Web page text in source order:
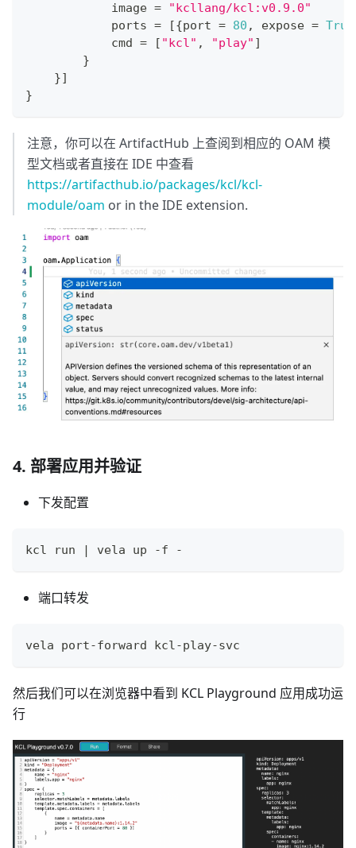
            image
=
"kcllang/kcl:v0.9.0"
            ports
= [{port = 80 , expose = True
            cmd
= [ "kcl" , "play" ]
}
}]
}
注意，你可以在 ArtifactHub 上查阅到相应的 OAM 模
型文档或者直接在 IDE 中查看
https://artifacthub.io/packages/kcl/kcl-
module/oam or in the IDE extension.
4. 部署应用并验证
下发配置
kcl run vela up -f -
端口转发
vela port-forward kcl-play-svc
然后我们可以在浏览器中看到 KCL Playground 应用成功运
行